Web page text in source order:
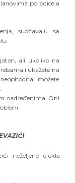
porodice a
suočavaju sa
ali ukoliko na
i ukažete na
možete
nadređenima. Oni
neželjene efekte